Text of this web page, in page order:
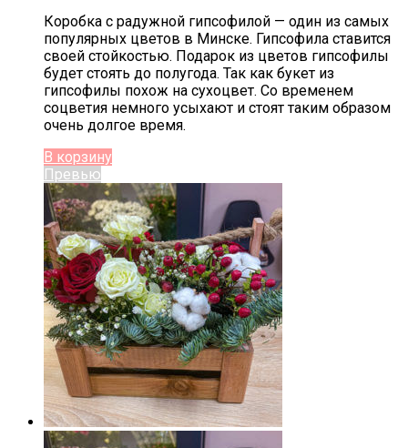
Коробка с радужной гипсофилой — один из самых
популярных цветов в Минске. Гипсофила ставится
своей стойкостью. Подарок из цветов гипсофилы
будет стоять до полугода. Так как букет из
гипсофилы похож на сухоцвет. Со временем
соцветия немного усыхают и стоят таким образом
очень долгое время.
В корзину
Превью